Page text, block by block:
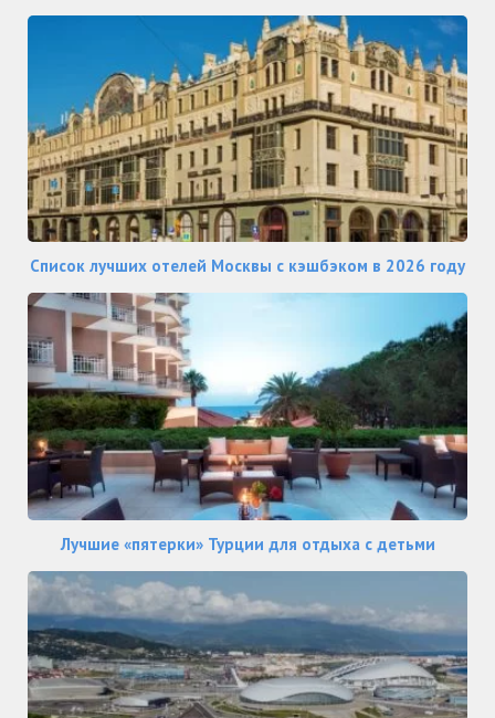
Список лучших отелей Москвы с кэшбэком в 2026 году
Лучшие «пятерки» Турции для отдыха с детьми